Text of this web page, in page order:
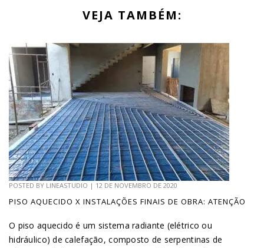
VEJA TAMBÉM:
POSTED BY LINEASTUDIO | 12 DE NOVEMBRO DE 2020
PISO AQUECIDO X INSTALAÇÕES FINAIS DE OBRA: ATENÇÃO
O piso aquecido é um sistema radiante (elétrico ou
hidráulico) de calefação, composto de serpentinas de